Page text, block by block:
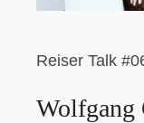
Reiser Talk
Wolfgang